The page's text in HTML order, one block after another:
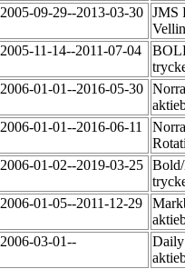
2005-09-29--2013-03-30 JMS
2005-11-14--2011-07-04
2006-01-01--2016-05-30
2006-01-01--2016-06-11
2006-01-02--2019-03-25
2006-01-05--2011-12-29
2006-03-01--